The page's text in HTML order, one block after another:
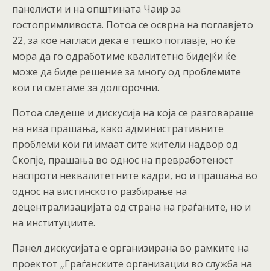
панелисти и на општината Чаир за
гостопримливоста. Потоа се осврна на поглавјето
22, за кое нагласи дека е тешко поглавје, но ќе
мора да го одработиме квалитетно бидејќи ќе
може да биде решение за многу од проблемите
кои ги сметаме за долгорочни.
Потоа следеше и дискусија на која се разговараше
на низа прашања, како административните
проблеми кои ги имаат сите жители надвор од
Скопје, прашања во однос на превработеност
наспроти неквалитетните кадри, но и прашања во
однос на вистинското разбирање на
децентрализацијата од страна на граѓаните, но и
на институциите.
Панел дискусијата е организирана во рамките на
проектот „Граѓанските организации во служба на